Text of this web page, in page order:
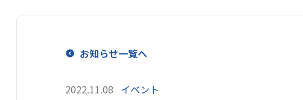
お知らせ一覧へ
2022.11.08 イベント